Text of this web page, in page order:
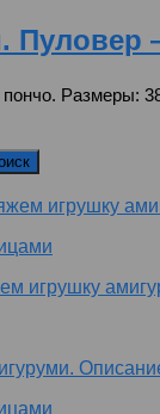
Пуловер
Размеры:
игрушку